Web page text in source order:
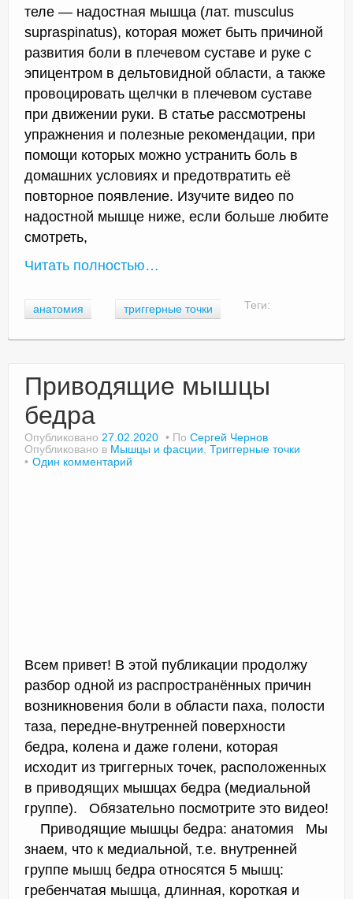
теле — надостная мышца (лат. musculus
supraspinatus), которая может быть причиной
развития боли в плечевом суставе и руке с
эпицентром в дельтовидной области, а также
провоцировать щелчки в плечевом суставе
при движении руки. В статье рассмотрены
упражнения и полезные рекомендации, при
помощи которых можно устранить боль в
домашних условиях и предотвратить её
повторное появление. Изучите видео по
надостной мышце ниже, если больше любите
смотреть,
Читать полностью…
Теги:
анатомия триггерные точки
Приводящие мышцы
бедра
Опубликовано 27.02.2020 По Сергей Чернов
Опубликовано в Мышцы и фасции, Триггерные точки
Один комментарий
Всем привет! В этой публикации продолжу
разбор одной из распространённых причин
возникновения боли в области паха, полости
таза, передне-внутренней поверхности
бедра, колена и даже голени, которая
исходит из триггерных точек, расположенных
в приводящих мышцах бедра (медиальной
группе). Обязательно посмотрите это видео!
Приводящие мышцы бедра: анатомия Мы
знаем, что к медиальной, т.е. внутренней
группе мышц бедра относятся 5 мышц:
гребенчатая мышца, длинная, короткая и